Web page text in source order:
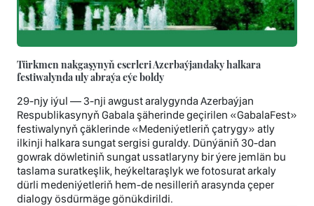
Türkmen nakgaşynyň eserleri Azerbaýjandaky halkara
festiwalynda uly abraýa eýe boldy
29-njy iýul — 3-nji awgust aralygynda Azerbaýjan
Respublikasynyň Gabala şäherinde geçirilen «GabalaFest»
festiwalynyň çäklerinde «Medeniýetleriň çatrygy» atly
ilkinji halkara sungat sergisi guraldy. Dünýäniň 30-dan
gowrak döwletiniň sungat ussatlaryny bir ýere jemlän bu
taslama suratkeşlik, heýkeltaraşlyk we fotosurat arkaly
dürli medeniýetleriň hem-de nesilleriň arasynda çeper
dialogy ösdürmäge gönükdirildi.